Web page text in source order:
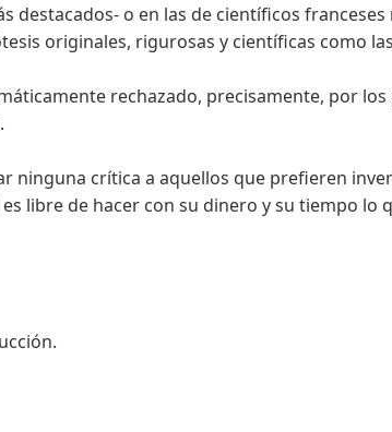
destacados- o en las de científicos
originales, rigurosas y científicas como
rechazado, precisamente, por
ninguna crítica a aquellos que prefieren
libre de hacer con su dinero y su tiempo lo